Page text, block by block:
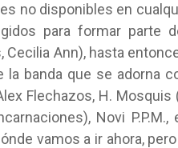
no disponibles en
para formar parte
Cecilia Ann), hasta
la banda que se adorna
Flechazos, H.
Novi
vamos a ir ahora,